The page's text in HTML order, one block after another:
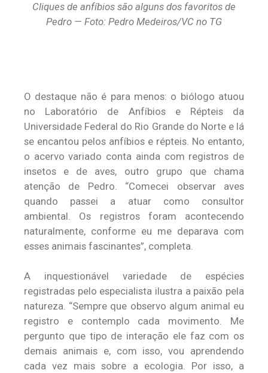
Cliques de anfíbios são alguns dos favoritos de
Pedro — Foto: Pedro Medeiros/VC no TG
O destaque não é para menos: o biólogo atuou
no Laboratório de Anfíbios e Répteis da
Universidade Federal do Rio Grande do Norte e lá
se encantou pelos anfíbios e répteis. No entanto,
o acervo variado conta ainda com registros de
insetos e de aves, outro grupo que chama
atenção de Pedro. “Comecei observar aves
quando passei a atuar como consultor
ambiental. Os registros foram acontecendo
naturalmente, conforme eu me deparava com
esses animais fascinantes”, completa.
A inquestionável variedade de espécies
registradas pelo especialista ilustra a paixão pela
natureza. “Sempre que observo algum animal eu
registro e contemplo cada movimento. Me
pergunto que tipo de interação ele faz com os
demais animais e, com isso, vou aprendendo
cada vez mais sobre a ecologia. Por isso, a